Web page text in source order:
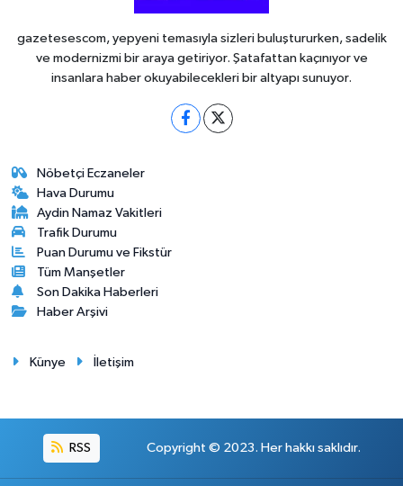
gazetesescom, yepyeni temasıyla sizleri buluştururken, sadelik
ve modernizmi bir araya getiriyor. Şatafattan kaçınıyor ve
insanlara haber okuyabilecekleri bir altyapı sunuyor.
Nöbetçi Eczaneler
Hava Durumu
Aydin Namaz Vakitleri
Trafik Durumu
Puan Durumu ve Fikstür
Tüm Manşetler
Son Dakika Haberleri
Haber Arşivi
Künye İletişim
RSS Copyright © 2023. Her hakkı saklıdır.